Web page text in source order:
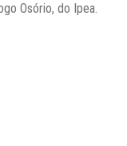
Osório, do Ipea.